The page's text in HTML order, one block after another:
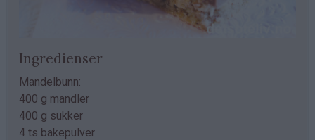
Ingredienser
Mandelbunn:
400 g mandler
400 g sukker
4 ts bakepulver